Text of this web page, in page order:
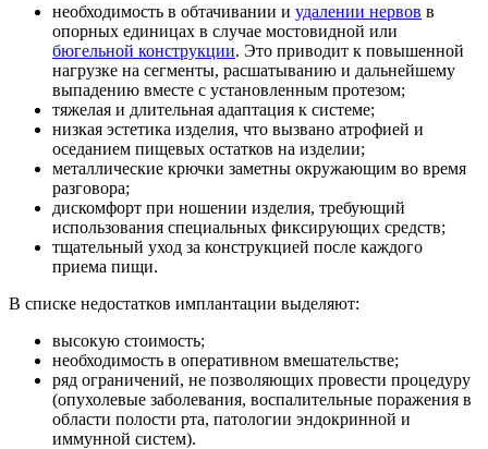
необходимость в обтачивании и удалении нервов в
опорных единицах в случае мостовидной или
бюгельной конструкции. Это приводит к повышенной
нагрузке на сегменты, расшатыванию и дальнейшему
выпадению вместе с установленным протезом;
тяжелая и длительная адаптация к системе;
низкая эстетика изделия, что вызвано атрофией и
оседанием пищевых остатков на изделии;
металлические крючки заметны окружающим во время
разговора;
дискомфорт при ношении изделия, требующий
использования специальных фиксирующих средств;
тщательный уход за конструкцией после каждого
приема пищи.
В списке недостатков имплантации выделяют:
высокую стоимость;
необходимость в оперативном вмешательстве;
ряд ограничений, не позволяющих провести процедуру
(опухолевые заболевания, воспалительные поражения в
области полости рта, патологии эндокринной и
иммунной систем).